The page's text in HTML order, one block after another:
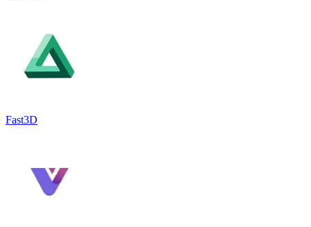
Fast3D